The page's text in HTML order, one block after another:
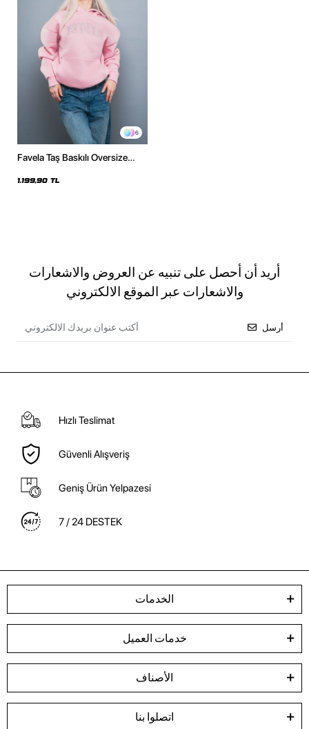
6
Favela Taş Baskılı Oversize
1.199,90 TL
أريد أن أحصل على تنبيه عن العروض والاشعارات
والاشعارات عبر الموقع الالكتروني
أرسل
Hızlı Teslimat
Güvenli Alışveriş
Geniş Ürün Yelpazesi
7 / 24 DESTEK
الخدمات
خدمات العميل
الأصناف
اتصلوا بنا